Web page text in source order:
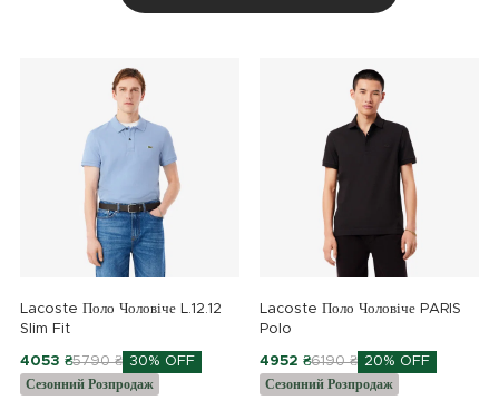
Lacoste Поло Чоловіче L.12.12
Slim Fit
4053 ₴5790 ₴ 30% OFF
Сезонний Розпродаж
Lacoste Поло Чоловіче PARIS
Polo
4952 ₴6190 ₴ 20% OFF
Сезонний Розпродаж